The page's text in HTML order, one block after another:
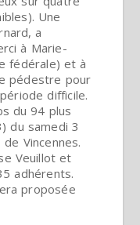
Une
a
à Marie-
fédérale) et à
pédestre pour
difficile.
du 94 plus
du samedi 3
Vincennes.
Veuillot et
adhérents.
proposée